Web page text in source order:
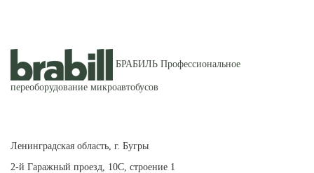
БРАБИЛЬ Профессиональное
переоборудование микроавтобусов
Ленинградская область, г. Бугры
2-й Гаражный проезд, 10С, строение 1